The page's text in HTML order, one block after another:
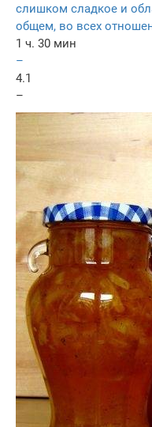
слишком сладкое и
общем, во всех
1 ч. 30 мин
–
4.1
–